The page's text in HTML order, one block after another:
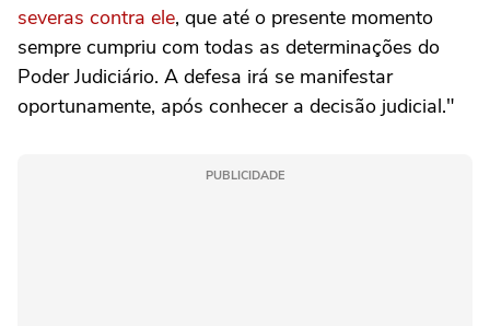
severas contra ele, que até o presente momento
sempre cumpriu com todas as determinações do
Poder Judiciário. A defesa irá se manifestar
oportunamente, após conhecer a decisão judicial."
PUBLICIDADE